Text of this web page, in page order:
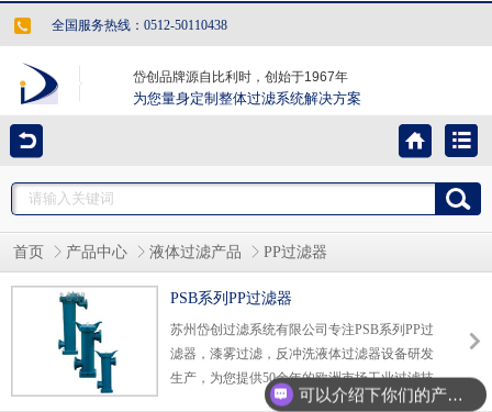
全国服务热线：0512-50110438
岱创品牌源自比利时，创始于1967年
为您量身定制整体过滤系统解决方案
首页 产品中心 液体过滤产品 PP过滤器
PSB系列PP过滤器
苏州岱创过滤系统有限公司专注PSB系列PP过
滤器，漆雾过滤，反冲洗液体过滤器设备研发
生产，为您提供50余年的欧洲市场工业过滤技
术全面服务经验和资讯，供应热线:0512-
可以介绍下你们的产品么？
现在有优惠活动么？